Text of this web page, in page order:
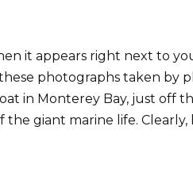
it appears right next to
photographs taken by
in Monterey Bay, just off
giant marine life. Clearly,